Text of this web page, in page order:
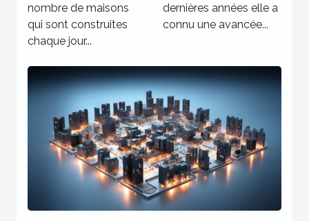
nombre de maisons
qui sont construites
chaque jour...
dernières années elle a
connu une avancée...